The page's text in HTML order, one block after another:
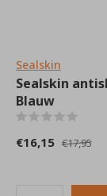
Sealskin
Sealskin
Blauw
€16,15 €17,95